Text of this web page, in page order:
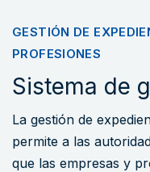
GESTIÓN DE
PROFESIONES
Sistema de
La gestión de
permite a las
que las empresas y